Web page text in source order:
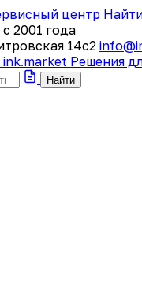
центр
2001 года
14с2
ink.market Решения
Найти